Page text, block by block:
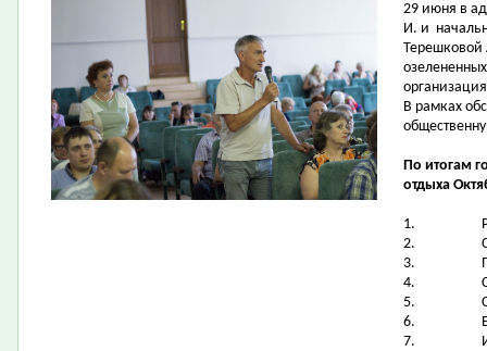
29 июня в
И. и
В рамках
По итогам
отдыха
1.
2.
3.
4.
5.
6.
7.